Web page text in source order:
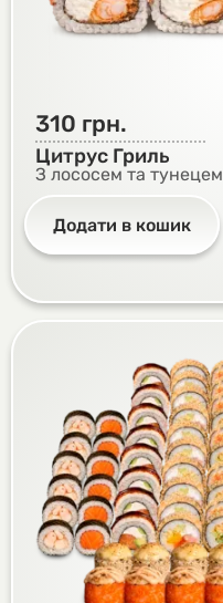
310 грн.
Цитрус Гриль
З лососем та тунецем
Додати в кошик